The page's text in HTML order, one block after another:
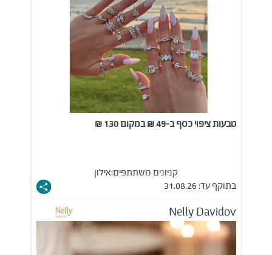
טבעות ציפוי כסף ב-49 ₪ במקום 130 ₪
קניונים משתתפים:אילון
בתוקף עד: 31.08.26
Nelly Davidov